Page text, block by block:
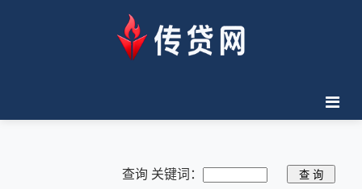
查询 关键词：